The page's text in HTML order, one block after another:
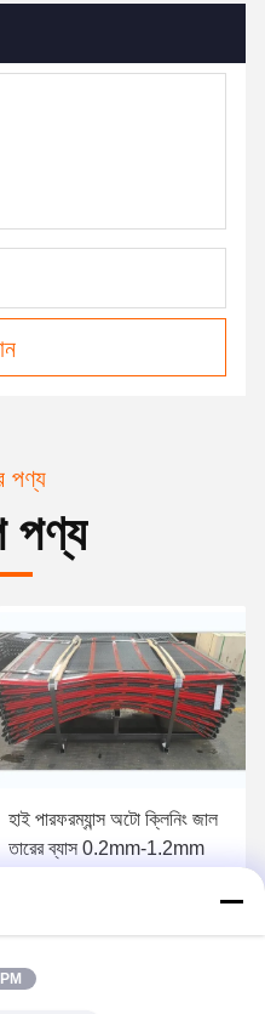
পণ্য
পণ্য
হাই পারফরম্যান্স অটো ক্লিনিং জাল
তারের ব্যাস 0.2mm-1.2mm